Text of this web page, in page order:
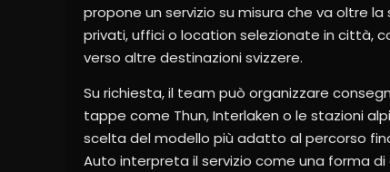
propone un servizio su misura che va oltre
privati, uffici o location selezionate in città,
verso altre destinazioni svizzere.
Su richiesta, il team può organizzare
tappe come Thun, Interlaken o le stazioni
scelta del modello più adatto al percorso
Auto interpreta il servizio come una forma